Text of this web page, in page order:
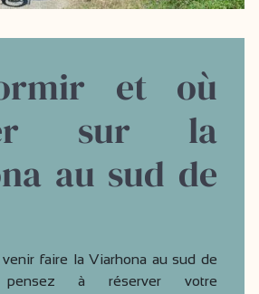
et où
sur la
au sud de
faire la Viarhona au sud de
à réserver votre